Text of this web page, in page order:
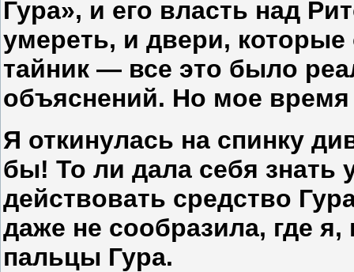
Гура», и его власть над
умереть, и двери,
тайник — все это было
объяснений. Но мое время
Я откинулась на спинку
бы! То ли дала себя знать
действовать средство
даже не сообразила, где
пальцы Гура.